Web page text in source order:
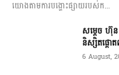
យោងតាមការបង្ហោះផ្សាយរបស់ក...
សម្តេច ហ៊ុ
និស្សិតផ្តោ
6 August,